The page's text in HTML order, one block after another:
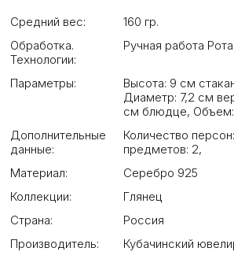
Средний вес:
160 гр.
Обработка.
Технологии:
Ручная работа
Параметры: Высота: 9 см
Диаметр: 7,2 см
см блюдце,
Дополнительные
данные:
Количество
предметов: 2,
Материал:
Серебро 925
Коллекции:
Глянец
Страна:
Россия
Производитель:
Кубачинский